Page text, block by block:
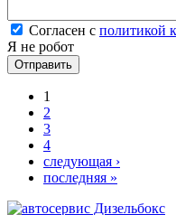
Согласен с политикой
Согласен с политикой
Я не робот
1
2
3
4
следующая ›
последняя »